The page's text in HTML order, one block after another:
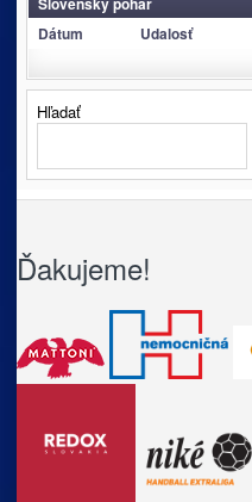
Dátum
Udalosť
Hľadať
Ďakujeme!